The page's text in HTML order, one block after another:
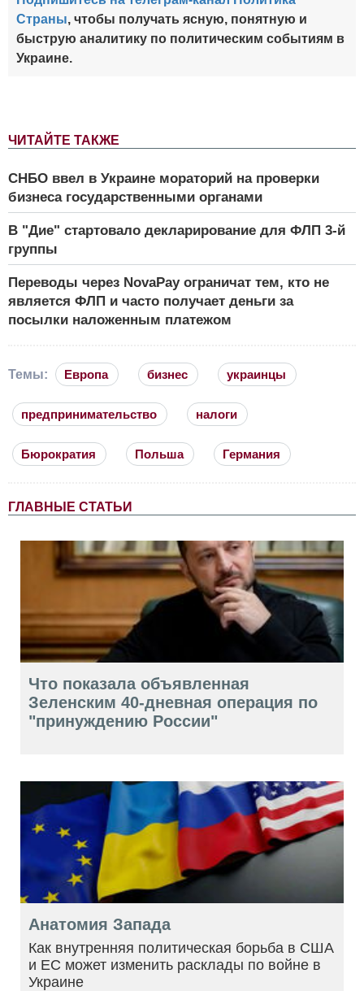
ЧИТАЙТЕ ТАКЖЕ
СНБО ввел в Украине мораторий на проверки
бизнеса государственными органами
В "Дие" стартовало декларирование для ФЛП 3-й
группы
Переводы через NovaPay ограничат тем, кто не
является ФЛП и часто получает деньги за
посылки наложенным платежом
Страны, чтобы получать ясную, понятную и
быструю аналитику по политическим событиям в
Украине.
Темы: Европа бизнес украинцы
предпринимательство налоги
Бюрократия Польша Германия
ГЛАВНЫЕ СТАТЬИ
Что показала объявленная
Зеленским 40-дневная операция по
"принуждению России"
Анатомия Запада
Как внутренняя политическая борьба в США
и ЕС может изменить расклады по войне в
Украине